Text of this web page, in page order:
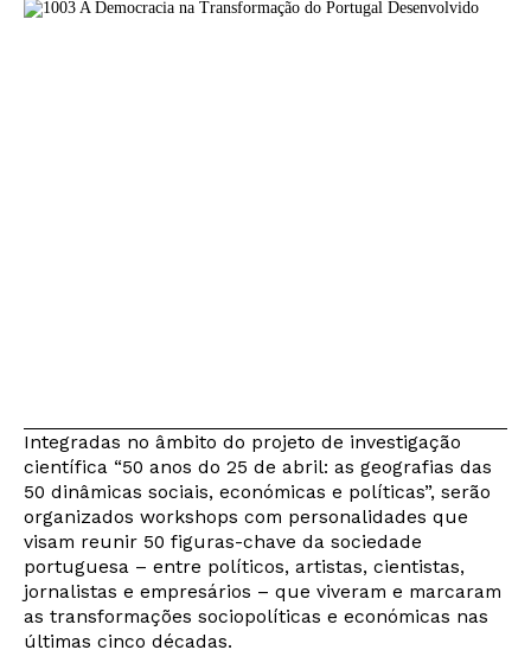
Integradas no âmbito do projeto de investigação
científica “50 anos do 25 de abril: as geografias das
50 dinâmicas sociais, económicas e políticas”, serão
organizados workshops com personalidades que
visam reunir 50 figuras-chave da sociedade
portuguesa – entre políticos, artistas, cientistas,
jornalistas e empresários – que viveram e marcaram
as transformações sociopolíticas e económicas nas
últimas cinco décadas.